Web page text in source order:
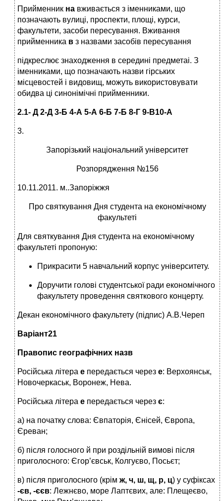
Прийменник на вживається з іменниками, що
позначають вулиці, проспекти, площі, курси,
факультети, засоби пересування. Вживання
прийменника в з назвами засобів пересування
підкреслює знаходження в середині предметаі. З
іменниками, що позначають назви гірських
місцевостей і видовищ, можуть використовувати
обидва ці синонімічні прийменники.
2.1- Д 2-Д 3-Б 4-А 5-А 6-Б 7-Б 8-Г 9-В10-А
3.
Запорізький національний університет
Розпорядження №156
10.11.2011. м..Запоріжжя
Про святкування Дня студента на економічному
факультеті
Для святкування Дня студента на економічному
факультеті пропоную:
Прикрасити 5 навчальний корпус університету.
Доручити голові студентської ради економічного
факультету проведення святкового концерту.
Декан економічного факультету (підпис) А.В.Череп
Варіант21
Правопис географічних назв
Російська літера е передається через е: Верхоянськ,
Новочеркаськ, Воронеж, Нева.
Російська літера е передається через є:
а) на початку слова: Євпаторія, Єнісей, Європа,
Єреван;
б) після голосного й при роздільній вимові після
приголосного: Єгор’євськ, Колгуєво, Посьєт;
в) після приголосного (крім ж, ч, ш, щ, р, ц) у суфіксах
-єв, -єєв: Лежнєво, море Лаптєвих, але: Плещеєво,